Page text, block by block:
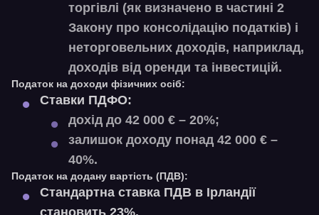
торгівлі (як визначено в частині 2
Закону про консолідацію податків) і
неторговельних доходів, наприклад,
доходів від оренди та інвестицій.
Податок на доходи фізичних осіб:
Ставки ПДФО:
дохід до 42 000 € – 20%;
залишок доходу понад 42 000 € –
40%.
Податок на додану вартість (ПДВ):
Стандартна ставка ПДВ в Ірландії
становить 23%.